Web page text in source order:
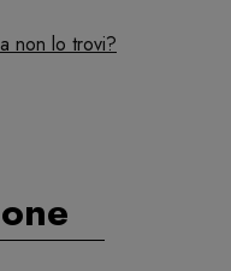
non lo trovi?